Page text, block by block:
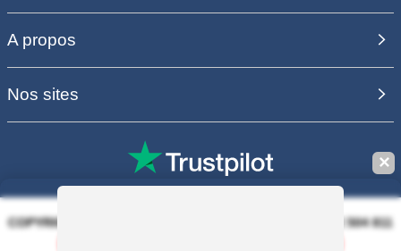
A propos
Nos sites
COPYRIGHT 2006 - 2025 - EQUIRODI SAS - R.C.S. DOLE 504 811
✕